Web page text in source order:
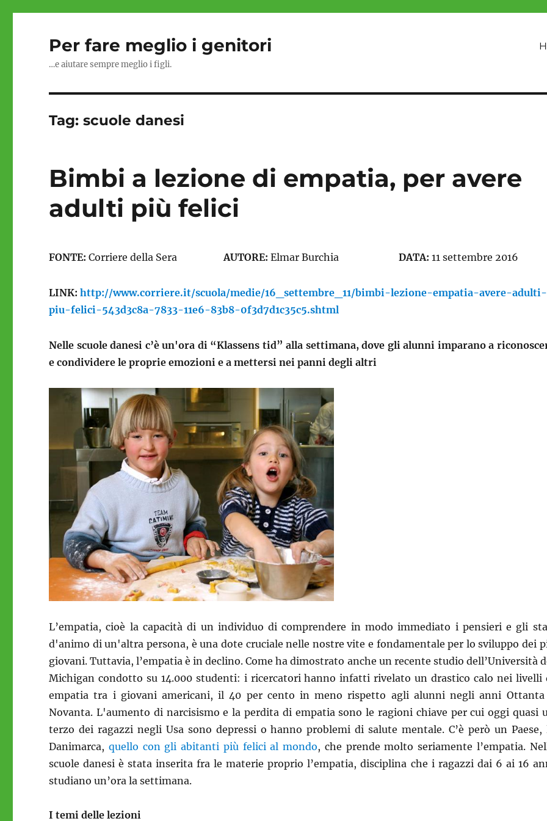
Per fare meglio i genitori
…e aiutare sempre meglio i figli.
Tag:scuole danesi
Bimbi a lezione di empatia, per avere
adulti più felici
FONTE: Corriere della Sera AUTORE: Elmar Burchia DATA: 11 settembre 2016
LINK:http://www.corriere.it/scuola/medie/16_settembre_11/bimbi-lezione-empatia-avere-adulti-
piu-felici-543d3c8a-7833-11e6-83b8-0f3d7d1c35c5.shtml
Nelle scuole danesi c’è un'ora di “Klassens tid” alla settimana, dove gli alunni imparano a
e condividere le proprie emozioni e a mettersi nei panni degli altri
L’empatia, cioè la capacità di un individuo di comprendere in modo immediato i pensieri e gli
d'animo di un'altra persona, è una dote cruciale nelle nostre vite e fondamentale per lo sviluppo dei
giovani. Tuttavia, l’empatia è in declino. Come ha dimostrato anche un recente studio dell’Università
Michigan condotto su 14.000 studenti: i ricercatori hanno infatti rivelato un drastico calo nei livelli
empatia tra i giovani americani, il 40 per cento in meno rispetto agli alunni negli anni Ottanta
Novanta. L'aumento di narcisismo e la perdita di empatia sono le ragioni chiave per cui oggi quasi
terzo dei ragazzi negli Usa sono depressi o hanno problemi di salute mentale. C’è però un Paese,
Danimarca, quello con gli abitanti più felici al mondo, che prende molto seriamente l’empatia.
scuole danesi è stata inserita fra le materie proprio l’empatia, disciplina che i ragazzi dai 6 ai 16
studiano un’ora la settimana.
I temi delle lezioni